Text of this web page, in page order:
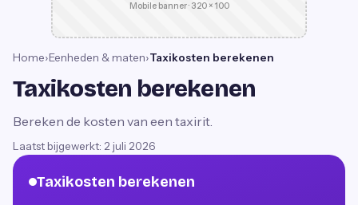
Mobile banner · 320 × 100
Home›Eenheden & maten›Taxikosten berekenen
Taxikosten berekenen
Bereken de kosten van een taxirit.
Laatst bijgewerkt: 2 juli 2026
Taxikosten berekenen